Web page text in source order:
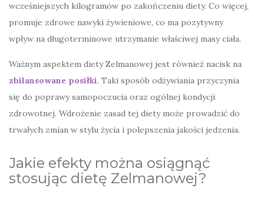
wcześniejszych kilogramów po zakończeniu diety. Co więcej,
promuje zdrowe nawyki żywieniowe, co ma pozytywny
wpływ na długoterminowe utrzymanie właściwej masy ciała.
Ważnym aspektem diety Zelmanowej jest również nacisk na
zbilansowane posiłki. Taki sposób odżywiania przyczynia
się do poprawy samopoczucia oraz ogólnej kondycji
zdrowotnej. Wdrożenie zasad tej diety może prowadzić do
trwałych zmian w stylu życia i polepszenia jakości jedzenia.
Jakie efekty można osiągnąć
stosując dietę Zelmanowej?